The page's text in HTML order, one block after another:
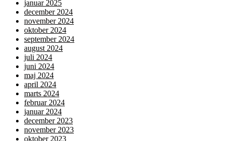
januar 2025
december 2024
november 2024
oktober 2024
september 2024
august 2024
juli 2024
juni 2024
maj 2024
april 2024
marts 2024
februar 2024
januar 2024
december 2023
november 2023
oktober 2023